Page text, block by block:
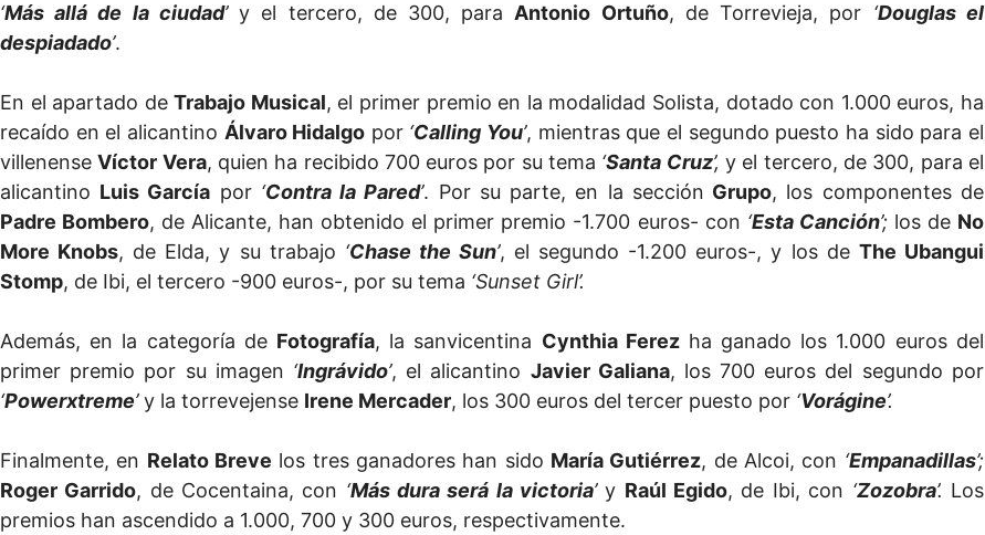
‘Más allá de la ciudad’y el tercero, de 300, para Antonio Ortuño, de Torrevieja, por ‘Douglas el
despiadado’.
En el apartado deTrabajo Musical, el primer premio en la modalidad Solista, dotado con 1.000 euros, ha
recaído en el alicantino Álvaro Hidalgo por ‘Calling You’, mientras que el segundo puesto ha sido para el
villenenseVíctor Vera, quien ha recibido 700 euros por su tema ‘Santa Cruz’, y el tercero, de 300, para el
alicantino Luis García por ‘Contra la Pared’. Por su parte, en la sección Grupo, los componentes de
Padre Bombero, de Alicante, han obtenido el primer premio -1.700 euros- con ‘Esta Canción’;los de No
More Knobs, de Elda, y su trabajo ‘Chase the Sun’, el segundo -1.200 euros-, y los de The Ubangui
Stomp, de Ibi, el tercero -900 euros-, por su tema ‘Sunset Girl’.
Además, en la categoría de Fotografía, la sanvicentina Cynthia Ferezha ganado los 1.000 euros del
primer premio por su imagen ‘Ingrávido’, el alicantino Javier Galiana, los 700 euros del segundo por
‘Powerxtreme’y la torrevejense Irene Mercader, los 300 euros del tercer puesto por ‘Vorágine’.
Finalmente, en Relato Breve los tres ganadores han sido María Gutiérrez, de Alcoi, con ‘Empanadillas’;
Roger Garrido, de Cocentaina, con ‘Más dura será la victoria’y Raúl Egido, de Ibi, con ‘Zozobra’. Los
premios han ascendido a 1.000, 700 y 300 euros, respectivamente.